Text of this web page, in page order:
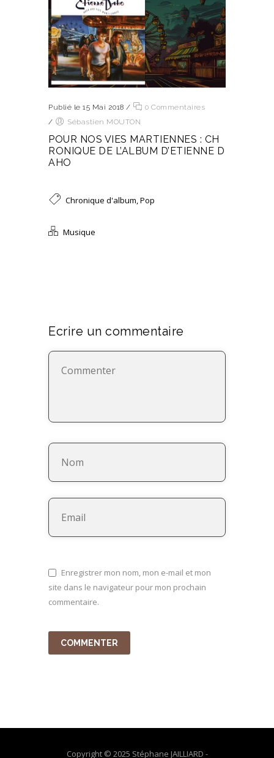
Publié le 15 Mai 2018 /
0 Commentaires
/
Sébastien MOUTON
POUR NOS VIES MARTIENNES : CH
RONIQUE DE L’ALBUM D’ETIENNE D
AHO
Chronique d'album,Pop
Musique
Ecrire un commentaire
Enregistrer mon nom, mon e-mail et mon
site dans le navigateur pour mon prochain
commentaire.
Copyright © 2025 Stéphane JAILLIARD -